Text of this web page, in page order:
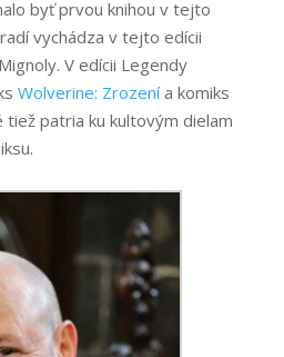
byť prvou knihou v tejto
vychádza v tejto edícii
V edícii Legendy
Wolverine: Zrozenía komiks
tiež patria ku kultovým dielam